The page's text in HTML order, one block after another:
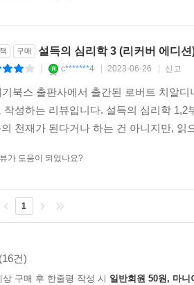
구매 설득의 심리학 3 (리커버 에디션
c*******4 2023-06-26 신고
기북스 출판사에서 출간된 로버트 치알
작성하는 리뷰입니다. 설득의 심리학
천재가 된다거나 하는 건 아니지만,
가 도움이 되었나요?
1
(16건)
상 구매 후 한줄평 작성 시 일반회원 50원, 마니